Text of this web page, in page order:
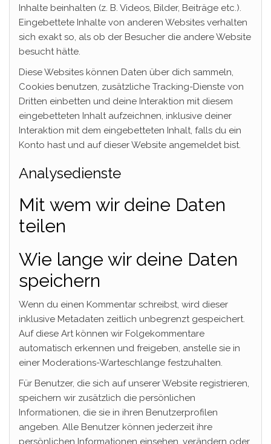
Inhalte beinhalten (z. B. Videos, Bilder, Beiträge etc.).
Eingebettete Inhalte von anderen Websites verhalten
sich exakt so, als ob der Besucher die andere Website
besucht hätte.
Diese Websites können Daten über dich sammeln,
Cookies benutzen, zusätzliche Tracking-Dienste von
Dritten einbetten und deine Interaktion mit diesem
eingebetteten Inhalt aufzeichnen, inklusive deiner
Interaktion mit dem eingebetteten Inhalt, falls du ein
Konto hast und auf dieser Website angemeldet bist.
Analysedienste
Mit wem wir deine Daten
teilen
Wie lange wir deine Daten
speichern
Wenn du einen Kommentar schreibst, wird dieser
inklusive Metadaten zeitlich unbegrenzt gespeichert.
Auf diese Art können wir Folgekommentare
automatisch erkennen und freigeben, anstelle sie in
einer Moderations-Warteschlange festzuhalten.
Für Benutzer, die sich auf unserer Website registrieren,
speichern wir zusätzlich die persönlichen
Informationen, die sie in ihren Benutzerprofilen
angeben. Alle Benutzer können jederzeit ihre
persönlichen Informationen einsehen, verändern oder